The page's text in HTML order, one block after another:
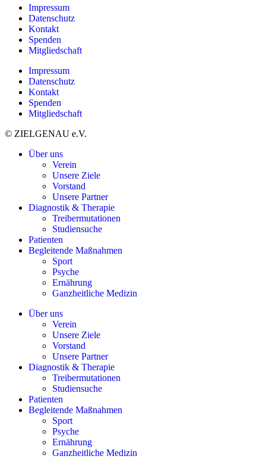
Impressum
Datenschutz
Kontakt
Spenden
Mitgliedschaft
Impressum
Datenschutz
Kontakt
Spenden
Mitgliedschaft
© ZIELGENAU e.V.
Über uns
Verein
Unsere Ziele
Vorstand
Unsere Partner
Diagnostik & Therapie
Treibermutationen
Studiensuche
Patienten
Begleitende Maßnahmen
Sport
Psyche
Ernährung
Ganzheitliche Medizin
Über uns
Verein
Unsere Ziele
Vorstand
Unsere Partner
Diagnostik & Therapie
Treibermutationen
Studiensuche
Patienten
Begleitende Maßnahmen
Sport
Psyche
Ernährung
Ganzheitliche Medizin